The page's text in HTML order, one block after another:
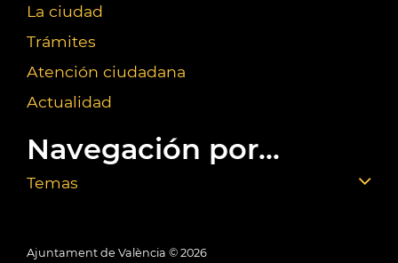
La ciudad
Trámites
Atención ciudadana
Actualidad
Navegación por...
Temas
Ajuntament de València © 2026